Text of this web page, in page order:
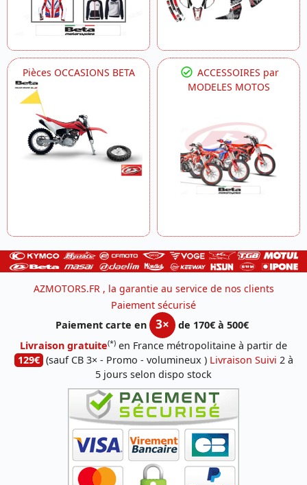
Pièces OCCASIONS BETA
ACCESSOIRES par
MODELES MOTOS
AZMOTORS.FR , la garantie au service de nos clients
Paiement sécurisé
Paiement carte en
3×
de 170€ à 500€
Livraison gratuite(*) en France métropolitaine à partir de
129€ (sauf CB 3× - Promo - volumineux ) Livraison Suivi 2 à
5 jours selon dispo stock